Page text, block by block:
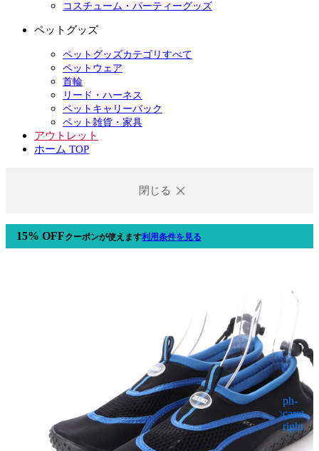
コスチューム・パーティーグッズ
ペットグッズ
ペットグッズカテゴリすべて
ペットウェア
首輪
リード・ハーネス
ペットキャリーバック
ペット雑貨・家具
アウトレット
ホーム TOP
閉じる
15% OFFクーポンが使えます利用条件を見る